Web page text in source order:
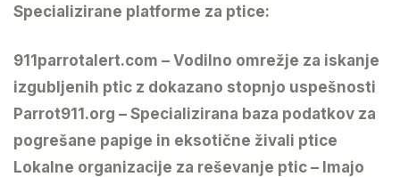
Specializirane platforme za ptice:
911parrotalert.com – Vodilno omrežje za iskanje
izgubljenih ptic z dokazano stopnjo uspešnosti
Parrot911.org – Specializirana baza podatkov za
pogrešane papige in eksotične živali ptice
Lokalne organizacije za reševanje ptic – Imajo